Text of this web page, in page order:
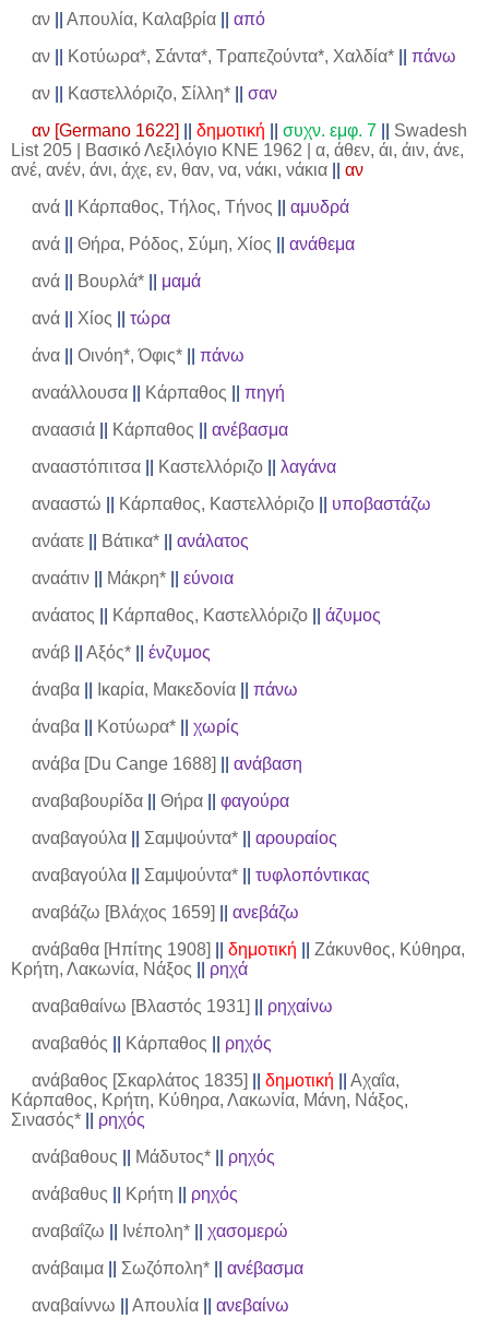
αν|| Απουλία, Καλαβρία|| από
αν|| Κοτύωρα*, Σάντα*, Τραπεζούντα*, Χαλδία*|| πάνω
αν|| Καστελλόριζο, Σίλλη*|| σαν
αν [Germano 1622]
δημοτική συχν. εμφ. 7|| Swadesh
List 205 | Βασικό Λεξιλόγιο ΚΝΕ 1962 | α, άθεν, άι, άιν, άνε,
ανέ, ανέν, άνι, άχε, εν, θαν, να, νάκι, νάκια
αν
ανά|| Κάρπαθος, Τήλος, Τήνος
αμυδρά
ανά|| Θήρα, Ρόδος, Σύμη, Χίος
ανάθεμα
ανά|| Βουρλά*|| μαμά
ανά|| Χίος
τώρα
άνα|| Οινόη*, Όφις*|| πάνω
αναάλλουσα|| Κάρπαθος
πηγή
αναασιά|| Κάρπαθος
ανέβασμα
ανααστόπιτσα|| Καστελλόριζο|| λαγάνα
ανααστώ
Κάρπαθος, Καστελλόριζο|| υποβαστάζω
ανάατε|| Βάτικα*|| ανάλατος
αναάτιν|| Μάκρη*|| εύνοια
ανάατος
Κάρπαθος, Καστελλόριζο|| άζυμος
ανάβ|| Αξός*|| ένζυμος
άναβα|| Ικαρία, Μακεδονία|| πάνω
άναβα|| Κοτύωρα*|| χωρίς
ανάβα [Du Cange1688]
ανάβαση
αναβαβουρίδα|| Θήρα|| φαγούρα
αναβαγούλα|| Σαμψούντα*|| αρουραίος
αναβαγούλα|| Σαμψούντα*|| τυφλοπόντικας
αναβάζω [Βλάχος 1659]
ανεβάζω
ανάβαθα [Ηπίτης 1908]
δημοτική
Ζάκυνθος, Κύθηρα,
Κρήτη, Λακωνία, Νάξος
ρηχά
αναβαθαίνω [Βλαστός 1931]
ρηχαίνω
αναβαθός
Κάρπαθος
ρηχός
ανάβαθος [Σκαρλάτος 1835]
δημοτική
Αχαΐα,
Κάρπαθος, Κρήτη, Κύθηρα, Λακωνία, Μάνη, Νάξος,
Σινασός*
ρηχός
ανάβαθους
Μάδυτος*|| ρηχός
ανάβαθυς
Κρήτη
ρηχός
αναβαΐζω
Ινέπολη*|| χασομερώ
ανάβαιμα|| Σωζόπολη*|| ανέβασμα
αναβαίννω
Απουλία|| ανεβαίνω